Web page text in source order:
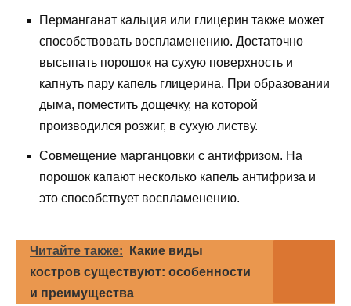
Перманганат кальция или глицерин также может
способствовать воспламенению. Достаточно
высыпать порошок на сухую поверхность и
капнуть пару капель глицерина. При образовании
дыма, поместить дощечку, на которой
производился розжиг, в сухую листву.
Совмещение марганцовки с антифризом. На
порошок капают несколько капель антифриза и
это способствует воспламенению.
Читайте также:
Какие виды
костров существуют: особенности
и преимущества